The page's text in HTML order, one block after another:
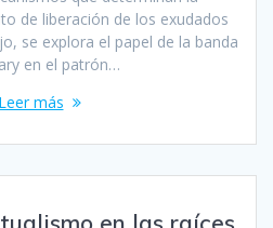
de liberación de los exudados
se explora el papel de la banda
en el patrón…
Leer más